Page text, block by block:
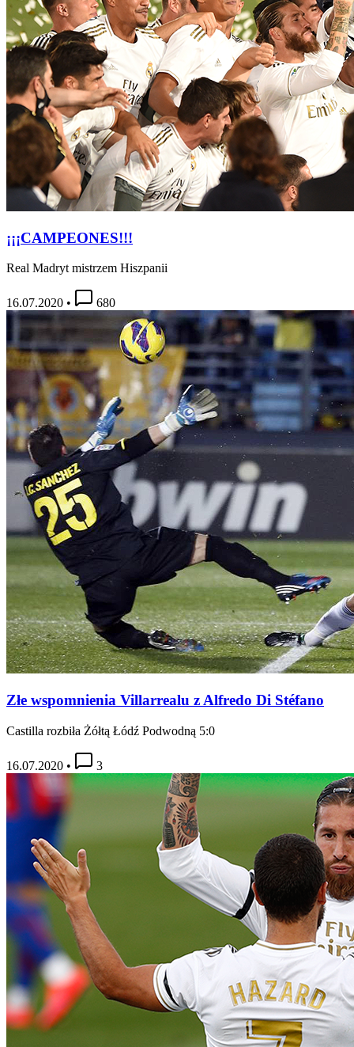
¡¡¡CAMPEONES!!!
Real Madryt mistrzem Hiszpanii
16.07.2020 • 680
Złe wspomnienia Villarrealu z Alfredo Di Stéfano
Castilla rozbiła Żółtą Łódź Podwodną 5:0
16.07.2020 • 3